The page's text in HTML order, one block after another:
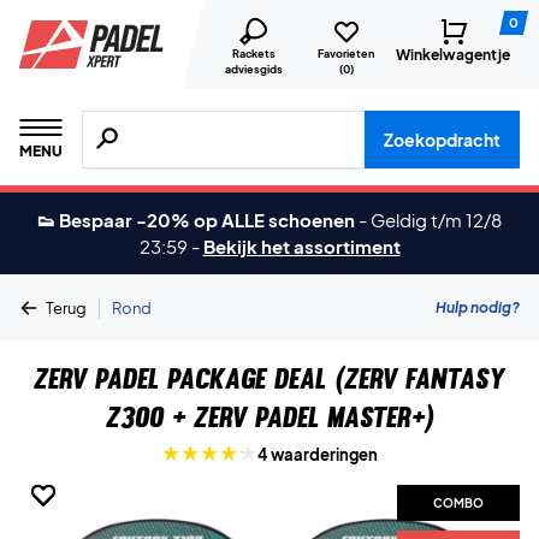
Rackets
adviesgids
Favorieten
(0)
0
Winkelwagentje
MENU
Zoeken naar producten, merken etc.
Zoekopdracht
👟 Bespaar -20% op ALLE schoenen - Geldig t/m 12/8
23:59 - Bekijk het assortiment
Terug | Rond Hulp nodig?
ZERV Padel Package Deal (ZERV Fantasy
Z300 + ZERV Padel Master+)
4 waarderingen
COMBO
COMBO
COMBO
COMBO
COMBO